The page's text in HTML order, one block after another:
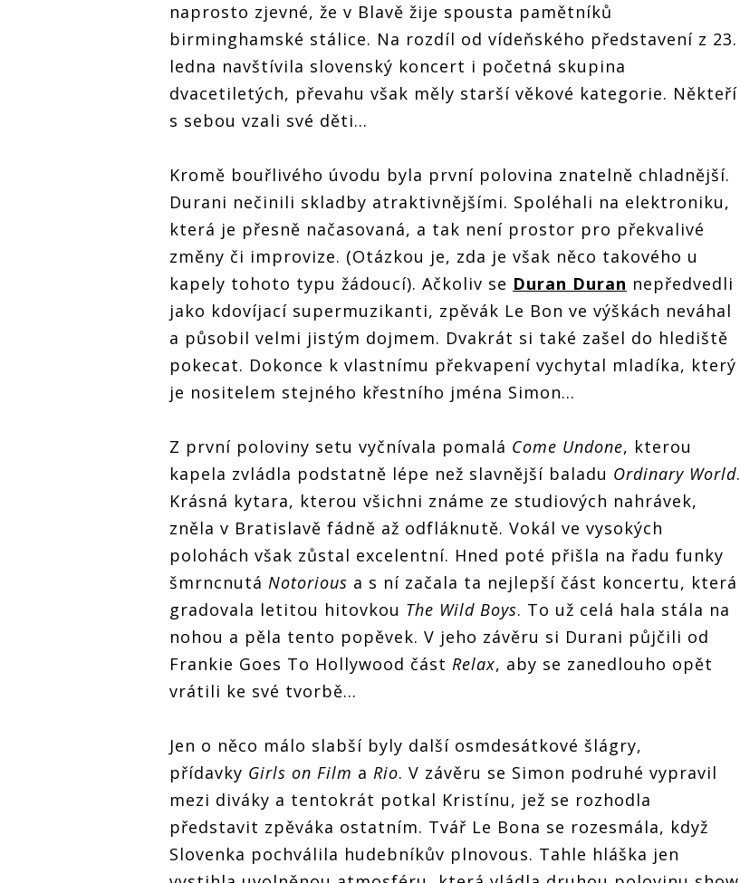
naprosto zjevné, že v Blavě žije spousta pamětníků
birminghamské stálice. Na rozdíl od vídeňského představení z 23.
ledna navštívila slovenský koncert i početná skupina
dvacetiletých, převahu však měly starší věkové kategorie. Někteří
s sebou vzali své děti...
Kromě bouřlivého úvodu byla první polovina znatelně chladnější.
Durani nečinili skladby atraktivnějšími. Spoléhali na elektroniku,
která je přesně načasovaná, a tak není prostor pro překvalivé
změny či improvize. (Otázkou je, zda je však něco takového u
kapely tohoto typu žádoucí). Ačkoliv se Duran Duran nepředvedli
jako kdovíjací supermuzikanti, zpěvák Le Bon ve výškách neváhal
a působil velmi jistým dojmem. Dvakrát si také zašel do hlediště
pokecat. Dokonce k vlastnímu překvapení vychytal mladíka, který
je nositelem stejného křestního jména Simon...
Z první poloviny setu vyčnívala pomalá Come Undone, kterou
kapela zvládla podstatně lépe než slavnější baladu Ordinary World.
Krásná kytara, kterou všichni známe ze studiových nahrávek,
zněla v Bratislavě fádně až odfláknutě. Vokál ve vysokých
polohách však zůstal excelentní. Hned poté přišla na řadu funky
šmrncnutá Notorious a s ní začala ta nejlepší část koncertu, která
gradovala letitou hitovkou The Wild Boys. To už celá hala stála na
nohou a pěla tento popěvek. V jeho závěru si Durani půjčili od
Frankie Goes To Hollywood část Relax, aby se zanedlouho opět
vrátili ke své tvorbě...
Jen o něco málo slabší byly další osmdesátkové šlágry,
přídavky Girls on Film a Rio. V závěru se Simon podruhé vypravil
mezi diváky a tentokrát potkal Kristínu, jež se rozhodla
představit zpěváka ostatním. Tvář Le Bona se rozesmála, když
Slovenka pochválila hudebníkův plnovous. Tahle hláška jen